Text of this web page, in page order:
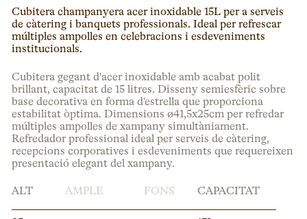
Cubitera champanyera acer inoxidable 15L per a serveis
de càtering i banquets professionals. Ideal per refrescar
múltiples ampolles en celebracions i esdeveniments
institucionals.
Cubitera gegant d'acer inoxidable amb acabat polit
brillant, capacitat de 15 litres. Disseny semiesfèric sobre
base decorativa en forma d'estrella que proporciona
estabilitat òptima. Dimensions ø41,5x25cm per refredar
múltiples ampolles de xampany simultàniament.
Refredador professional ideal per serveis de càtering,
recepcions corporatives i esdeveniments que requereixen
presentació elegant del xampany.
ALT AMPLE FONS CAPACITAT